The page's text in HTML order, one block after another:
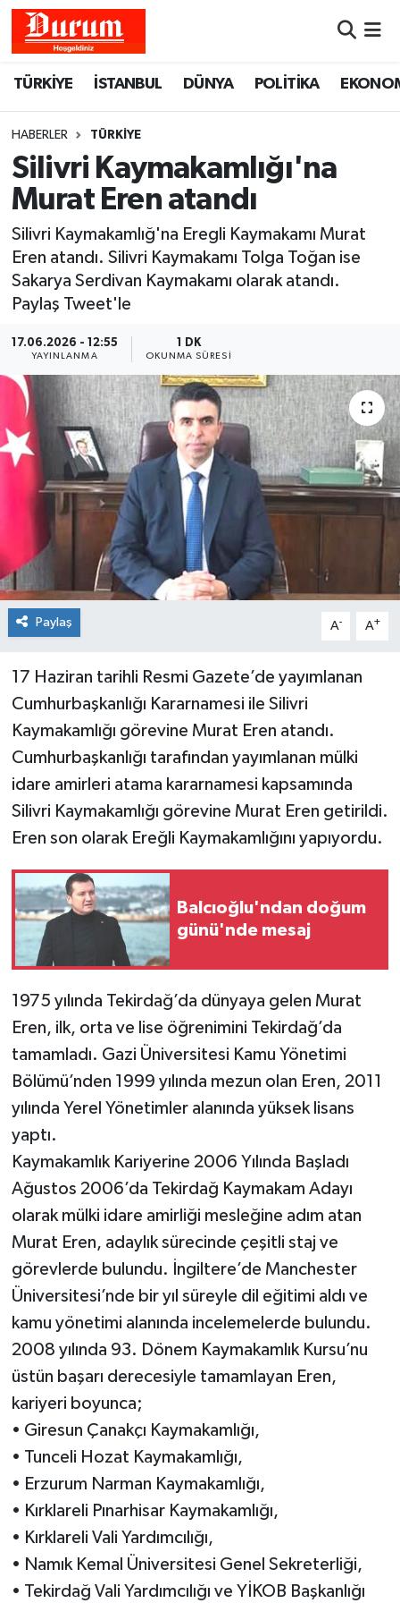
TÜRKİYE İSTANBUL DÜNYA POLİTİKA
HABERLER TÜRKİYE
Silivri Kaymakamlığı'na
Murat Eren atandı
Silivri Kaymakamlığ'na Eregli Kaymakamı Murat
Eren atandı. Silivri Kaymakamı Tolga Toğan ise
Sakarya Serdivan Kaymakamı olarak atandı.
Paylaş Tweet'le
17.06.2026 - 12:55
YAYINLANMA
1 DK
OKUNMA SÜRESI
Paylaş A- A+
17 Haziran tarihli Resmi Gazete’de yayımlanan
Cumhurbaşkanlığı Kararnamesi ile Silivri
Kaymakamlığı görevine Murat Eren atandı.
Cumhurbaşkanlığı tarafından yayımlanan mülki
idare amirleri atama kararnamesi kapsamında
Silivri Kaymakamlığı görevine Murat Eren getirildi.
Eren son olarak Ereğli Kaymakamlığını yapıyordu.
Balcıoğlu'ndan doğum
günü'nde mesaj
1975 yılında Tekirdağ’da dünyaya gelen Murat
Eren, ilk, orta ve lise öğrenimini Tekirdağ’da
tamamladı. Gazi Üniversitesi Kamu Yönetimi
Bölümü’nden 1999 yılında mezun olan Eren, 2011
yılında Yerel Yönetimler alanında yüksek lisans
yaptı.
Kaymakamlık Kariyerine 2006 Yılında Başladı
Ağustos 2006’da Tekirdağ Kaymakam Adayı
olarak mülki idare amirliği mesleğine adım atan
Murat Eren, adaylık sürecinde çeşitli staj ve
görevlerde bulundu. İngiltere’de Manchester
Üniversitesi’nde bir yıl süreyle dil eğitimi aldı ve
kamu yönetimi alanında incelemelerde bulundu.
2008 yılında 93. Dönem Kaymakamlık Kursu’nu
üstün başarı derecesiyle tamamlayan Eren,
kariyeri boyunca;
• Giresun Çanakçı Kaymakamlığı,
• Tunceli Hozat Kaymakamlığı,
• Erzurum Narman Kaymakamlığı,
• Kırklareli Pınarhisar Kaymakamlığı,
• Kırklareli Vali Yardımcılığı,
• Namık Kemal Üniversitesi Genel Sekreterliği,
• Tekirdağ Vali Yardımcılığı ve YİKOB Başkanlığı
Hava Durumu
Namaz Vakitleri
Trafik Durumu
Süper Lig Puan Durumu ve Fikstür
Tüm Manşetler
Son Dakika Haberleri
Haber Arşivi